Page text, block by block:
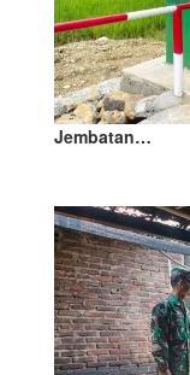
Jembatan…